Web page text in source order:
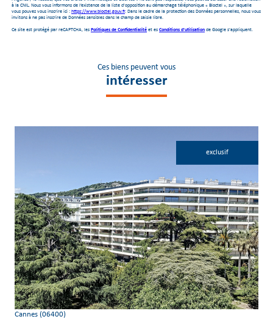
à la CNIL. Nous vous informons de l’existence de la liste d'opposition au démarchage téléphonique « Bloctel », sur laquelle
vous pouvez vous inscrire ici : https://www.bloctel.gouv.fr. Dans le cadre de la protection des Données personnelles, nous vous
invitons à ne pas inscrire de Données sensibles dans le champ de saisie libre.
Ce site est protégé par reCAPTCHA, les Politiques de Confidentialité et es Conditions d'utilisation de Google s'appliquent.
Ces biens peuvent vous
intéresser
exclusif
voir le bien
Cannes (06400)